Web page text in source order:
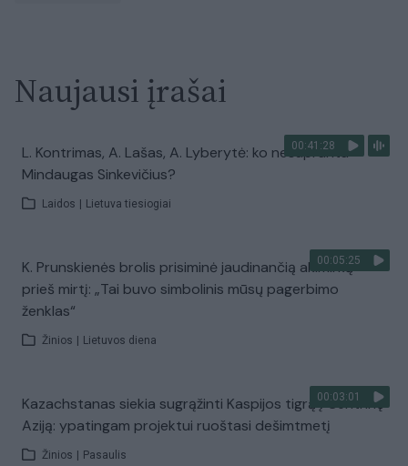
Naujausi įrašai
00:41:28
L. Kontrimas, A. Lašas, A. Lyberytė: ko nesupranta
Mindaugas Sinkevičius?
Laidos Lietuva tiesiogiai
00:05:25
K. Prunskienės brolis prisiminė jaudinančią akimirką
prieš mirtį: „Tai buvo simbolinis mūsų pagerbimo
ženklas“
Žinios Lietuvos diena
00:03:01
Kazachstanas siekia sugrąžinti Kaspijos tigrą į Centrinę
Aziją: ypatingam projektui ruoštasi dešimtmetį
Žinios Pasaulis